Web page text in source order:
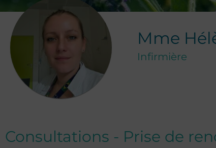
Mme
Infirmière
Consultations - Prise de